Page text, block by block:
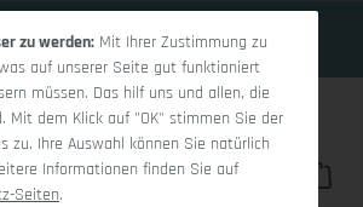
Du hast 0
zu werden: Mit Ihrer Zustimmung zu
auf unserer Seite gut funktioniert
müssen. Das hilf uns und allen, die
Mit dem Klick auf "OK" stimmen Sie der
zu. Ihre Auswahl können Sie natürlich
Informationen finden Sie auf
Seiten.